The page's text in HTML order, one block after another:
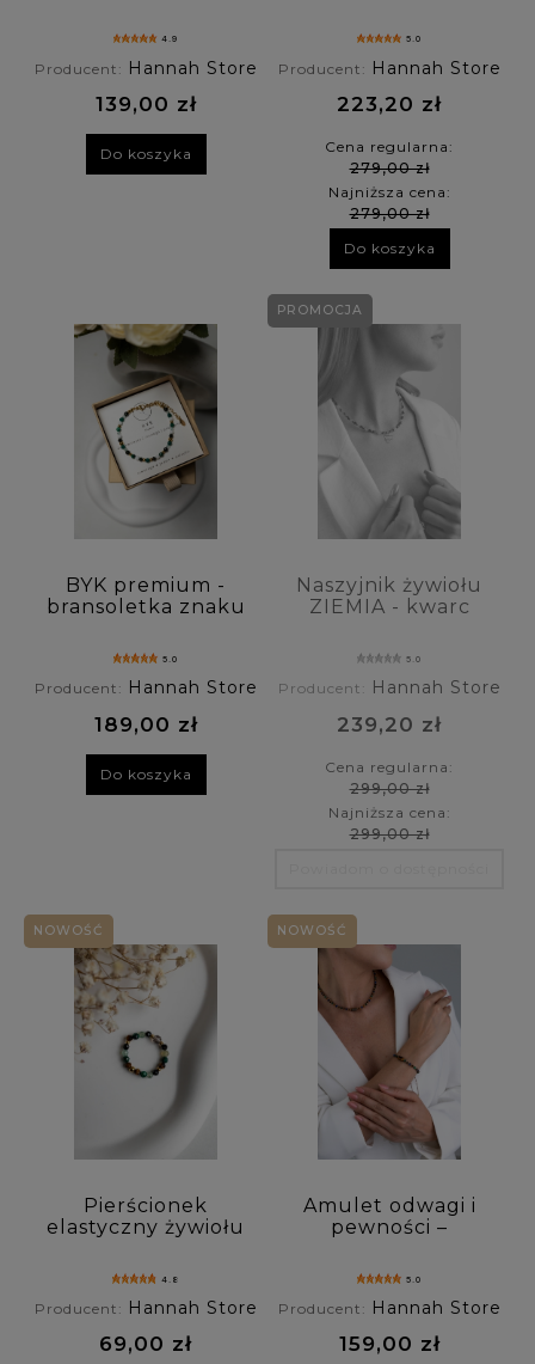
malachit
4.9
Producent: Hannah Store
139,00 zł
Do koszyka
malachit
5.0
Producent: Hannah Store
223,20 zł
Cena regularna:
279,00 zł
Najniższa cena:
279,00 zł
Do koszyka
BYK premium -
bransoletka znaku
szmaragd ,
5.0
Producent: Hannah Store
189,00 zł
Do koszyka
Naszyjnik żywiołu
ZIEMIA - kwarc
turmalin,
tygrysie oko
5.0
Producent: Hannah Store
239,20 zł
Cena regularna:
299,00 zł
Najniższa cena:
299,00 zł
PROMOCJA
Pierścionek
elastyczny żywiołu
dymny, malachit,
turmalin,
awenturyn,
tygrysie oko
4.8
Producent: Hannah Store
69,00 zł
NOWOŚĆ
Amulet odwagi i
pewności –
tygrysim okiem,
lapis lazuli i
malachitem
5.0
Producent: Hannah Store
159,00 zł
NOWOŚĆ